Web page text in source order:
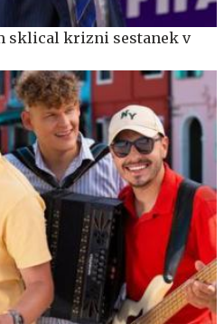
sklical krizni sestanek v